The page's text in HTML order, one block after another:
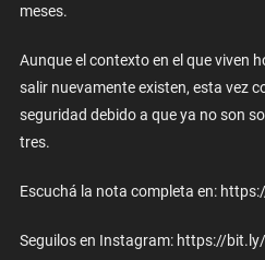
meses.
Aunque el contexto en el que viven
salir nuevamente existen, esta vez
seguridad debido a que ya no son
tres.
Escuchá la nota completa en:
Seguilos en Instagram: https://